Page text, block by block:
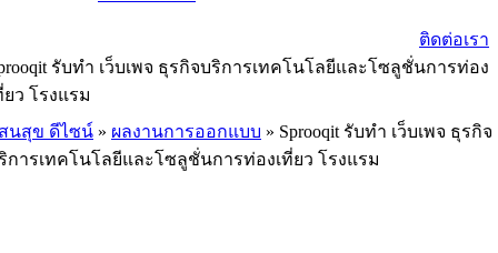
ติดต่อเรา
รับทำ เว็บเพจ ธุรกิจบริการเทคโนโลยีและโซลูชั่นการท่อง
ยว โรงแรม
นสุข ดีไซน์ » ผลงานการออกแบบ » Sprooqit รับทำ เว็บเพจ ธุรกิจ
การเทคโนโลยีและโซลูชั่นการท่องเที่ยว โรงแรม